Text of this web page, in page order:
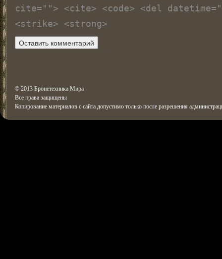
cite=""> <cite> <code> <del
<strike> <strong>
© 2013 Бронетехника Мира
Все права защищены
Копирование материалов с сайта допустимо только после разрешения